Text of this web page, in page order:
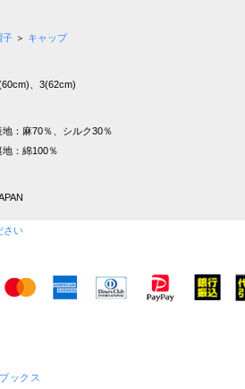
子 ＞ キャップ
、3(62cm)
地：麻70％、シルク30％
地：綿100％
さい
ックス